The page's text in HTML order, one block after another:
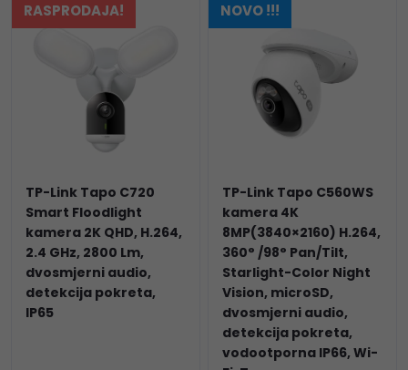
RASPRODAJA!
TP-Link Tapo C720
Smart Floodlight
kamera 2K QHD, H.264,
2.4 GHz, 2800 Lm,
dvosmjerni audio,
detekcija pokreta,
IP65
NOVO !!!
TP-Link Tapo C560WS
kamera 4K
8MP(3840×2160) H.264,
360° /98° Pan/Tilt,
Starlight-Color Night
Vision, microSD,
dvosmjerni audio,
detekcija pokreta,
vodootporna IP66, Wi-